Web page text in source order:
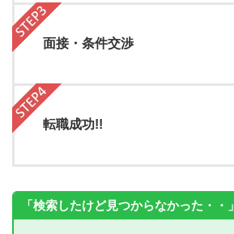
面接・条件交渉
転職成功!!
「検索したけど見つからなかった・・」